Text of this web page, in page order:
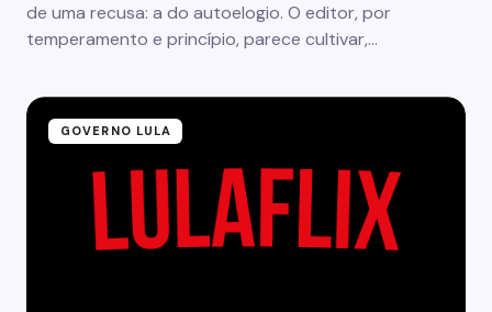
de uma recusa: a do autoelogio. O editor, por
temperamento e princípio, parece cultivar,…
GOVERNO LULA